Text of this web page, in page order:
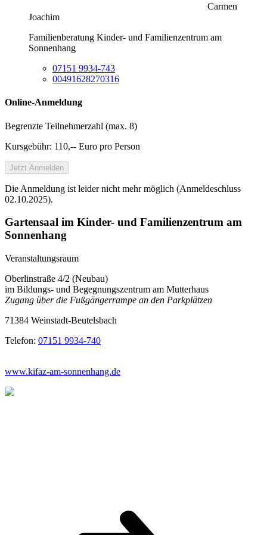
Carmen
Joachim
Familienberatung Kinder- und Familienzentrum am
Sonnenhang
07151 9934-743
00491628270316
Online-Anmeldung
Begrenzte Teilnehmer­zahl (max. 8)
Kursgebühr: 110,-- Euro pro Person
Jetzt Anmelden
Die Anmeldung ist leider nicht mehr möglich (Anmeldeschluss
02.10.2025).
Gartensaal im Kinder- und Familienzentrum am
Sonnenhang
Veranstaltungsraum
Oberlinstraße 4/2 (Neubau)
im Bildungs- und Begegnungszentrum am Mutterhaus
Zugang über die Fußgängerrampe an den Parkplätzen
71384 Weinstadt-Beutelsbach
Telefon: 07151 9934-740
www.kifaz-am-sonnenhang.de